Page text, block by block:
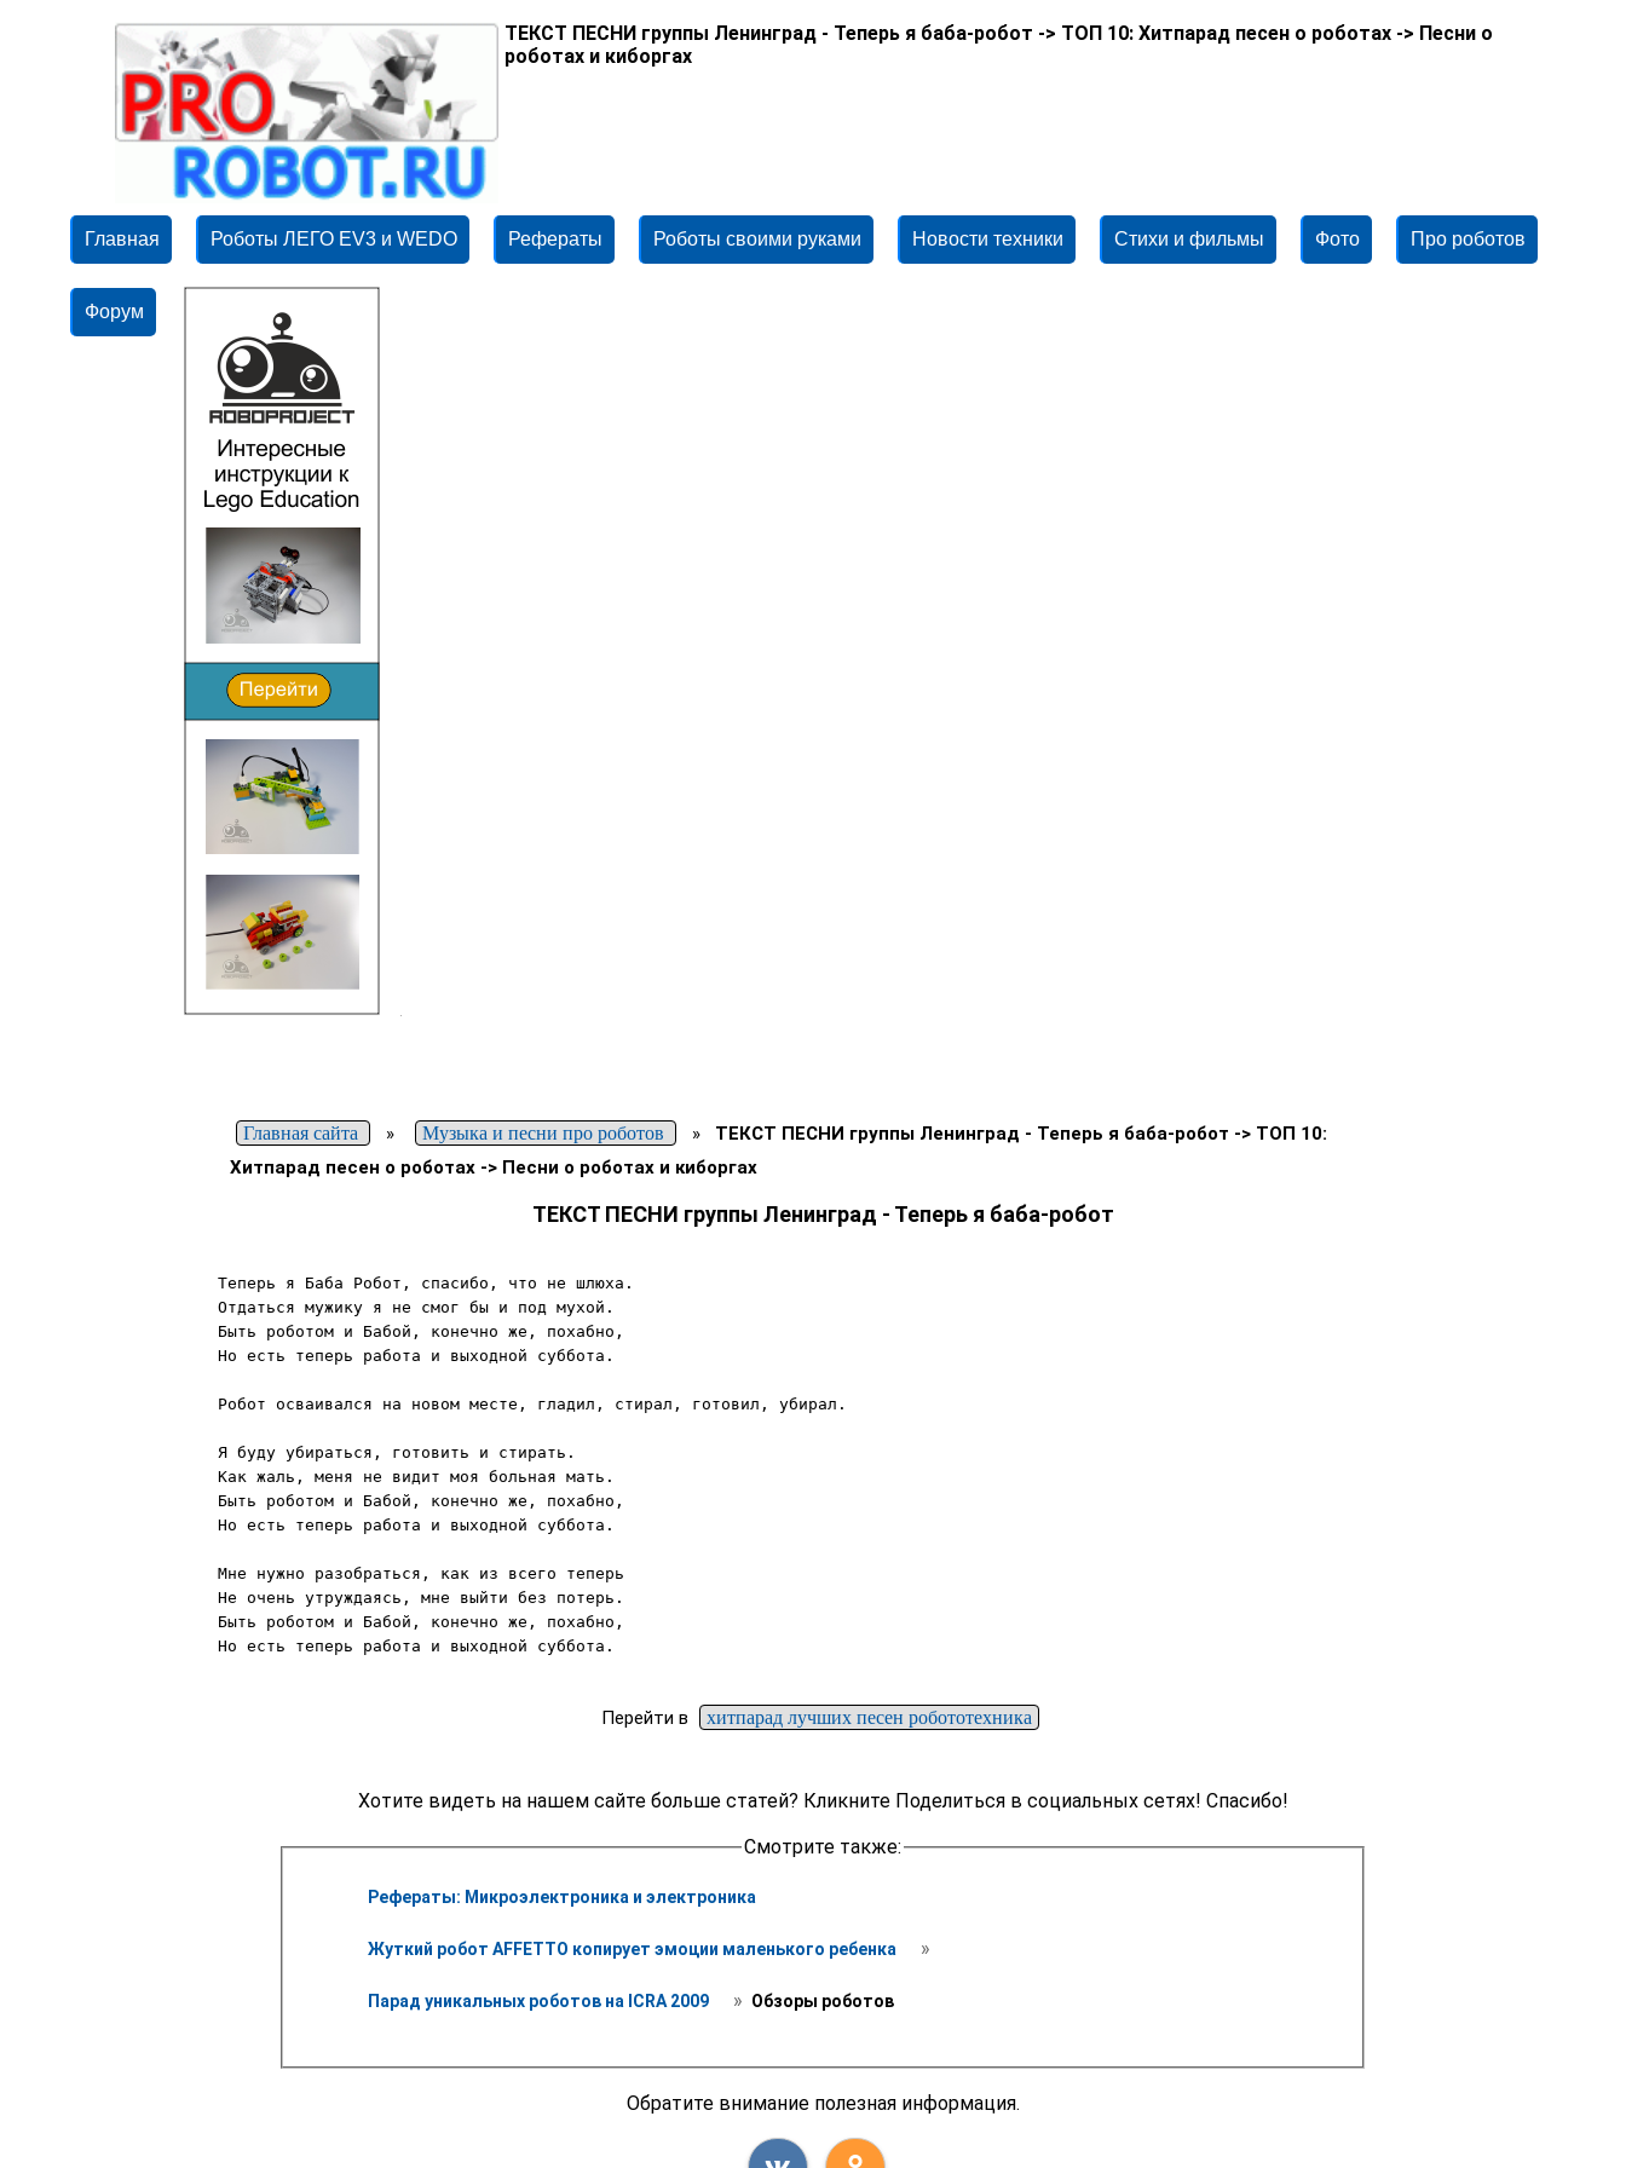
ТЕКСТ ПЕСНИ группы Ленинград - Теперь я баба-робот -> ТОП 10: Хитпарад песен о роботах -> Песни о
роботах и киборгах
Главная Роботы ЛЕГО EV3 и WEDO Рефераты Роботы своими руками Новости техники Стихи и фильмы Фото Про роботов
Форум
Главная сайта » Музыка и песни про роботов » ТЕКСТ ПЕСНИ группы Ленинград - Теперь я баба-робот -> ТОП 10:
Хитпарад песен о роботах -> Песни о роботах и киборгах
ТЕКСТ ПЕСНИ группы Ленинград - Теперь я баба-робот
Теперь я Баба Робот, спасибо, что не шлюха.
Отдаться мужику я не смог бы и под мухой.
Быть роботом и Бабой, конечно же, похабно,
Но есть теперь работа и выходной суббота.
Робот осваивался на новом месте, гладил, стирал, готовил, убирал.
Я буду убираться, готовить и стирать.
Как жаль, меня не видит моя больная мать.
Быть роботом и Бабой, конечно же, похабно,
Но есть теперь работа и выходной суббота.
Мне нужно разобраться, как из всего теперь
Не очень утруждаясь, мне выйти без потерь.
Быть роботом и Бабой, конечно же, похабно,
Но есть теперь работа и выходной суббота.
Перейти в хитпарад лучших песен робототехника
Хотите видеть на нашем сайте больше статей? Кликните Поделиться в социальных сетях! Спасибо!
Смотрите также:
Рефераты: Микроэлектроника и электроника
Жуткий робот AFFETTO копирует эмоции маленького ребенка »
Парад уникальных роботов на ICRA 2009 » Обзоры роботов
Обратите внимание полезная информация.